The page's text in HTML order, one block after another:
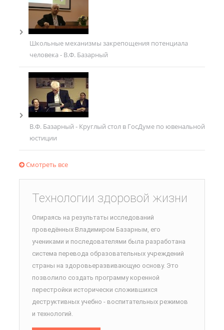
Школьные механизмы закрепощения потенциала
человека - В.Ф. Базарный
В.Ф. Базарный - Круглый стол в ГосДуме по ювенальной
юстиции
Смотреть все
Технологии здоровой жизни
Опираясь на результаты исследований
проведённых Владимиром Базарным, его
учениками и последователями была разработана
система перевода образовательных учреждений
страны на здоровьеразвивающую основу. Это
позволило создать программу коренной
перестройки исторически сложившихся
деструктивных учебно - воспитательных режимов
и технологий.